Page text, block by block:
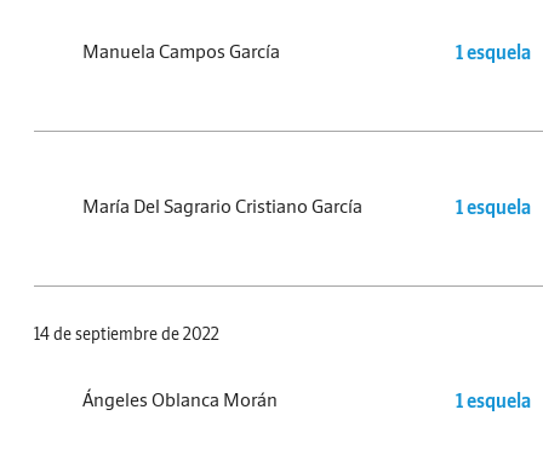
Manuela Campos García 1 esquela
María Del Sagrario Cristiano García 1 esquela
14 de septiembre de 2022
Ángeles Oblanca Morán 1 esquela